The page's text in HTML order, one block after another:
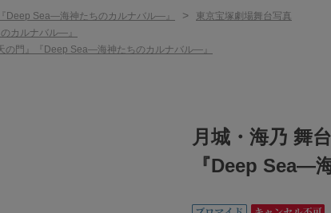
Deep Sea―海神たちのカルナバル―』 > 東京宝塚劇場舞台写真
カルナバル―』
の門』『Deep Sea―海神たちのカルナバル―』
月城・海乃 舞
『Deep Sea―